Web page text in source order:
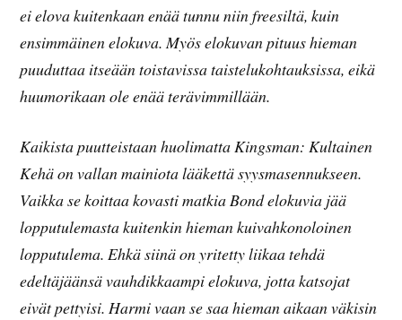
ei elova kuitenkaan enää tunnu niin freesiltä, kuin
ensimmäinen elokuva. Myös elokuvan pituus hieman
puuduttaa itseään toistavissa taistelukohtauksissa, eikä
huumorikaan ole enää terävimmillään.
Kaikista puutteistaan huolimatta Kingsman: Kultainen
Kehä on vallan mainiota lääkettä syysmasennukseen.
Vaikka se koittaa kovasti matkia Bond elokuvia jää
lopputulemasta kuitenkin hieman kuivahkonoloinen
lopputulema. Ehkä siinä on yritetty liikaa tehdä
edeltäjäänsä vauhdikkaampi elokuva, jotta katsojat
eivät pettyisi. Harmi vaan se saa hieman aikaan väkisin